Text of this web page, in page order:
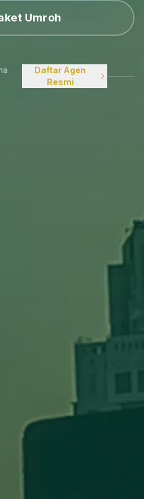
Umroh
Daftar Agen
Resmi